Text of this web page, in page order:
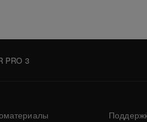
PRO 3